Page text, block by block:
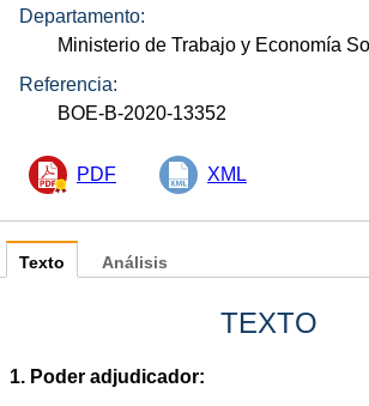
Departamento:
Ministerio de Trabajo y Economía
Referencia:
BOE-B-2020-13352
PDF XML
Texto
TEXTO
1. Poder adjudicador:
Análisis